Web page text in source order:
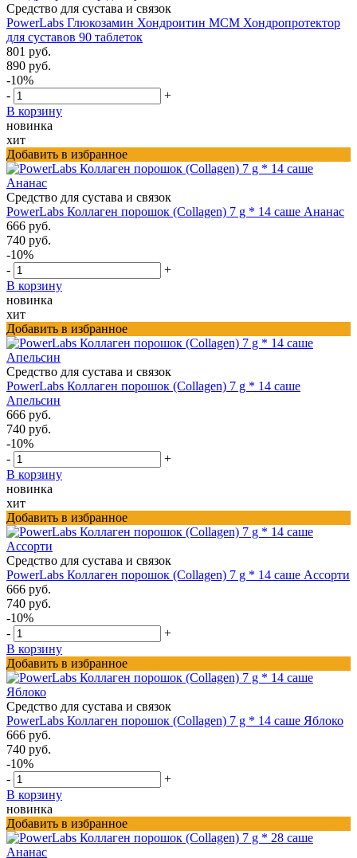
Средство для сустава и связок
PowerLabs Глюкозамин Хондроитин МСМ Хондропротектор
для суставов 90 таблеток
801 руб.
890 руб.
-10%
-
+
В корзину
новинка
хит
Добавить в избранное
Средство для сустава и связок
PowerLabs Коллаген порошок (Collagen) 7 g * 14 саше Ананас
666 руб.
740 руб.
-10%
-
+
В корзину
новинка
хит
Добавить в избранное
Средство для сустава и связок
PowerLabs Коллаген порошок (Collagen) 7 g * 14 саше
Апельсин
666 руб.
740 руб.
-10%
-
+
В корзину
новинка
хит
Добавить в избранное
Средство для сустава и связок
PowerLabs Коллаген порошок (Collagen) 7 g * 14 саше Ассорти
666 руб.
740 руб.
-10%
-
+
В корзину
Добавить в избранное
Средство для сустава и связок
PowerLabs Коллаген порошок (Collagen) 7 g * 14 саше Яблоко
666 руб.
740 руб.
-10%
-
+
В корзину
новинка
Добавить в избранное